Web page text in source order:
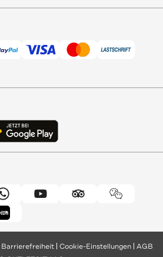
Barrierefreiheit Cookie-Einstellungen AGB